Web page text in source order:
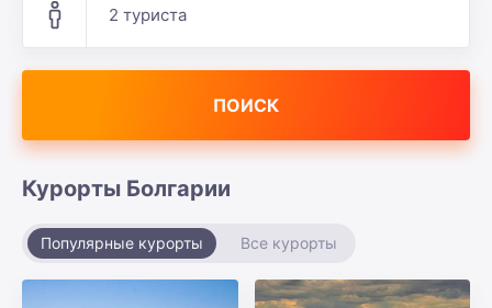
2 туриста
ПОИСК
Курорты Болгарии
Популярные курорты Все курорты